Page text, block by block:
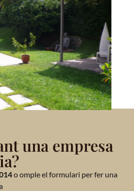
una empresa
o omple el formulari per fer una